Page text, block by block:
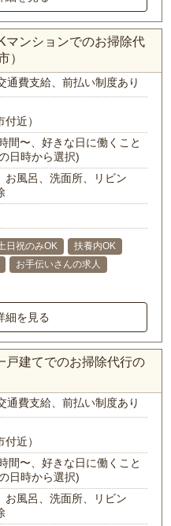
マンションでのお掃除代
）
通費支給、前払い制度あり
近）
間〜、好きな日に働くこと
日時から選択)
お風呂、洗面所、リビン
日祝のみOK
扶養内OK
お手伝いさんの求人
細を見る
戸建てでのお掃除代行の
通費支給、前払い制度あり
近）
間〜、好きな日に働くこと
日時から選択)
お風呂、洗面所、リビン